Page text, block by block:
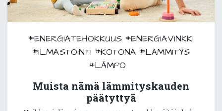
#ENERGIATEHOKKUUS #ENERGIAVINKKI
#ILMASTOINTI #KOTONA #LÄMMITYS
#LÄMPÖ
Muista nämä lämmityskauden
päätyttyä